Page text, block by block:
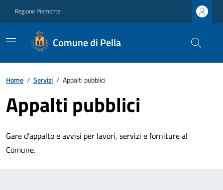
Regione Piemonte
Comune di Pella
Home / Servizi / Appalti pubblici
Appalti pubblici
Gare d’appalto e avvisi per lavori, servizi e forniture al
Comune.